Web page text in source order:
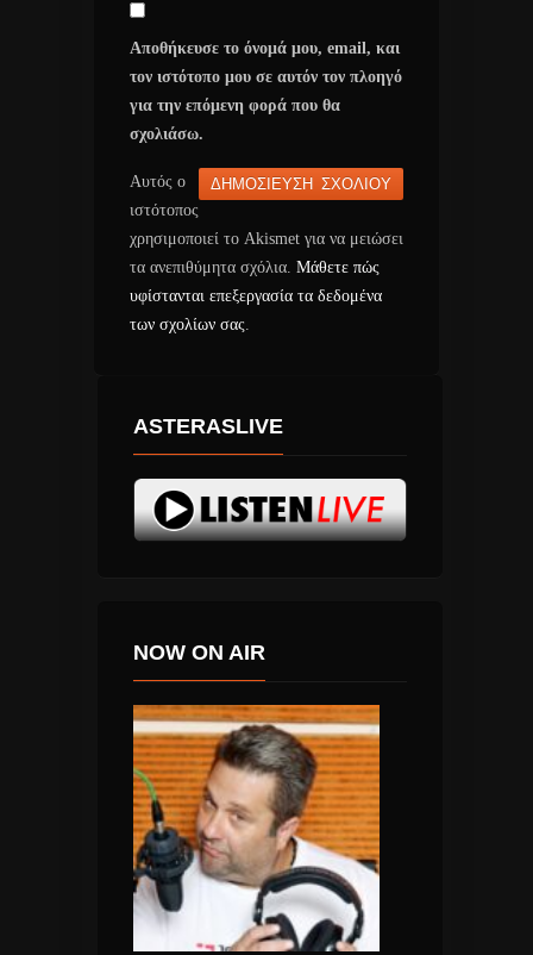
Αποθήκευσε το όνομά μου, email, και
τον ιστότοπο μου σε αυτόν τον πλοηγό
για την επόμενη φορά που θα
σχολιάσω.
Αυτός ο
ιστότοπος
χρησιμοποιεί το Akismet για να μειώσει
τα ανεπιθύμητα σχόλια. Μάθετε πώς
υφίστανται επεξεργασία τα δεδομένα
των σχολίων σας
ASTERASLIVE
NOW ON AIR